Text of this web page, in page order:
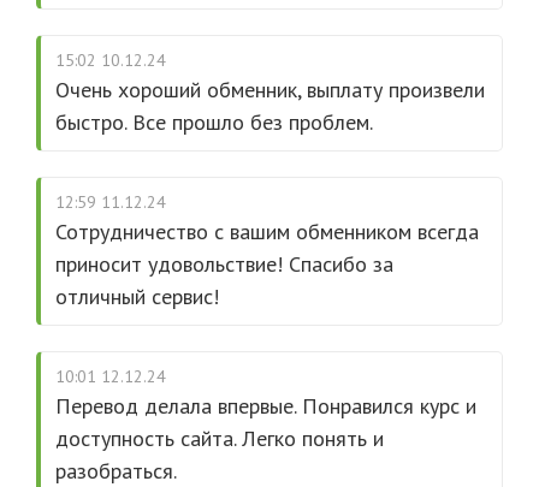
15:02 10.12.24
Очень хороший обменник, выплату произвели
быстро. Все прошло без проблем.
12:59 11.12.24
Сотрудничество с вашим обменником всегда
приносит удовольствие! Спасибо за
отличный сервис!
10:01 12.12.24
Перевод делала впервые. Понравился курс и
доступность сайта. Легко понять и
разобраться.